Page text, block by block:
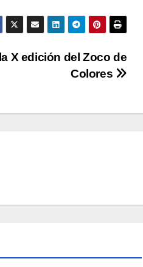
X edición del Zoco de
Colores